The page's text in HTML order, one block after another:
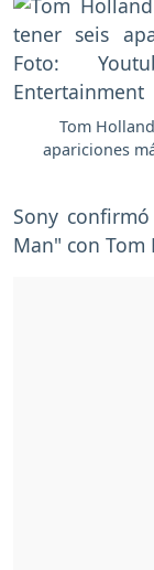
Tom
apariciones
Sony
Man" con